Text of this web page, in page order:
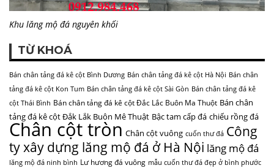
Khu lăng mộ đá nguyên khối
TỪ KHOÁ
Bán chân tảng đá kê cột Bình Dương Bán chân tảng đá kê cột Hà Nội Bán chân
tảng đá kê cột Kon Tum Bán chân tảng đá kê cột Sài Gòn Bán chân tảng đá kê
cột Thái Bình Bán chân tảng đá kê cột Đắc Lắc Buôn Ma Thuột Bán chân
tảng đá kê cột Đắk Lắk Buôn Mê Thuật Bậc tam cấp đá chiếu rồng đá
Chân cột tròn Chân cột vuông cuốn thư đá Công
ty xây dựng lăng mộ đá ở Hà Nội lăng mộ đá
lăng mộ đá ninh bình Lư hương đá vuông mẫu cuốn thư đá đẹp ở bình phước